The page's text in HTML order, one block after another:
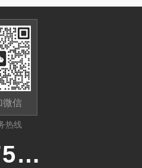
微信
热线
0755-23481139